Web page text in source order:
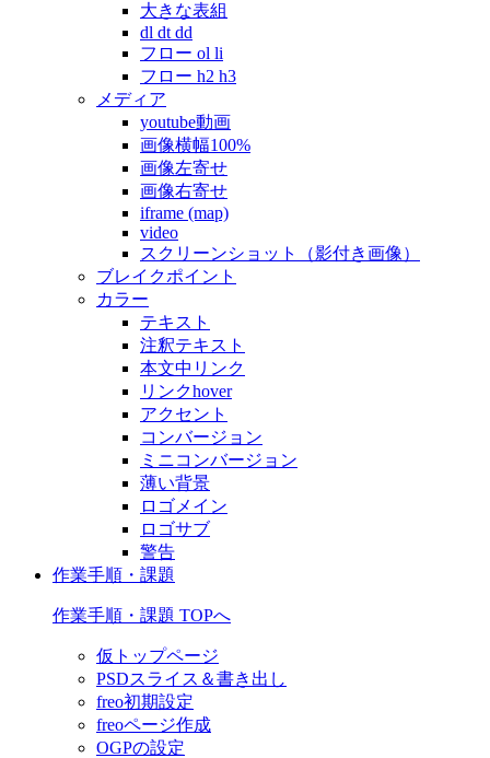
大きな表組
dl dt dd
フロー ol li
フロー h2 h3
メディア
youtube動画
画像横幅100%
画像左寄せ
画像右寄せ
iframe (map)
video
スクリーンショット（影付き画像）
ブレイクポイント
カラー
テキスト
注釈テキスト
本文中リンク
リンクhover
アクセント
コンバージョン
ミニコンバージョン
薄い背景
ロゴメイン
ロゴサブ
警告
作業手順・課題
作業手順・課題 TOPへ
仮トップページ
PSDスライス＆書き出し
freo初期設定
freoページ作成
OGPの設定